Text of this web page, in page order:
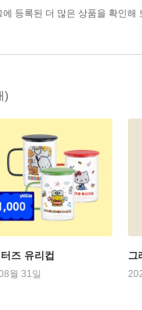
등록된 더 많은 상품을 확인해
)
즈 유리컵
월 31일
그